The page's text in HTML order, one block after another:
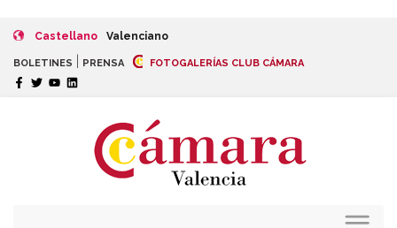
Castellano Valenciano
BOLETINES PRENSA FOTOGALERÍAS CLUB CÁMARA